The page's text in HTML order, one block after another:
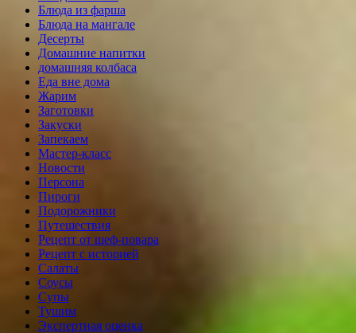
Блюда из фарша
Блюда на мангале
Десерты
Домашние напитки
домашняя колбаса
Еда вне дома
Жарим
Заготовки
Закуски
Запекаем
Мастер-класс
Новости
Персона
Пироги
Подорожники
Путешествия
Рецепт от шеф-повара
Рецепт с историей
Салаты
Соусы
Супы
Тушим
Экспертная оценка